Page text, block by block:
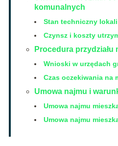
komunalnych
Stan techniczny lokali
Czynsz i koszty
Procedura przydziału
Wnioski w urzędach
Czas oczekiwania na
Umowa najmu i
Umowa najmu
Umowa najmu